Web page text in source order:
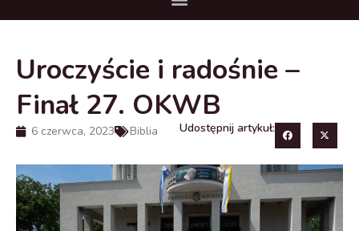
Uroczyście i radośnie –
Finał 27. OKWB
6 czerwca, 2023 Biblia Udostępnij artykuł: